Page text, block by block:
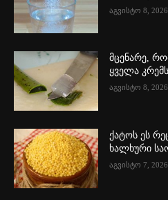
აგვისტო 8, 2026
მცენარე,
ყველა
აგვისტო 8, 2026
ქატოს ეს
ხალხური
აგვისტო 7, 2026